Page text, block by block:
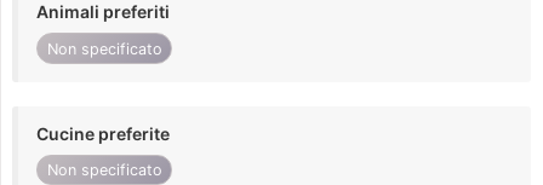
Animali preferiti
Non specificato
Cucine preferite
Non specificato